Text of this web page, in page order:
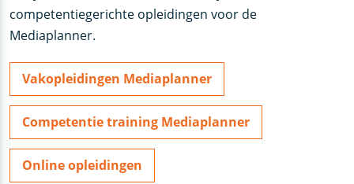
competentiegerichte opleidingen voor de
Mediaplanner.
Vakopleidingen Mediaplanner
Competentie training Mediaplanner
Online opleidingen